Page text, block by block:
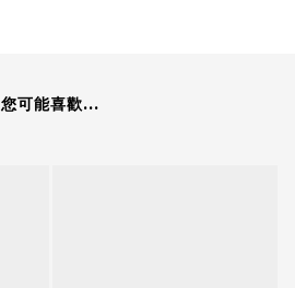
您可能喜歡...